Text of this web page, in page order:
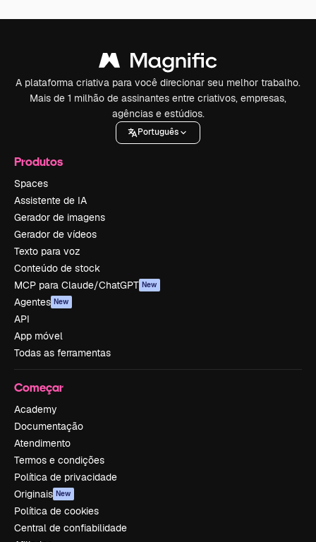
A plataforma criativa para você direcionar seu melhor trabalho.
Mais de 1 milhão de assinantes entre criativos, empresas,
agências e estúdios.
Português
Produtos
Spaces
Assistente de IA
Gerador de imagens
Gerador de vídeos
Texto para voz
Conteúdo de stock
MCP para Claude/ChatGPT New
Agentes New
API
App móvel
Todas as ferramentas
Começar
Academy
Documentação
Atendimento
Termos e condições
Política de privacidade
Originais New
Política de cookies
Central de confiabilidade